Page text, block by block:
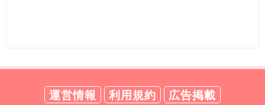
運営情報 利用規約 広告掲載